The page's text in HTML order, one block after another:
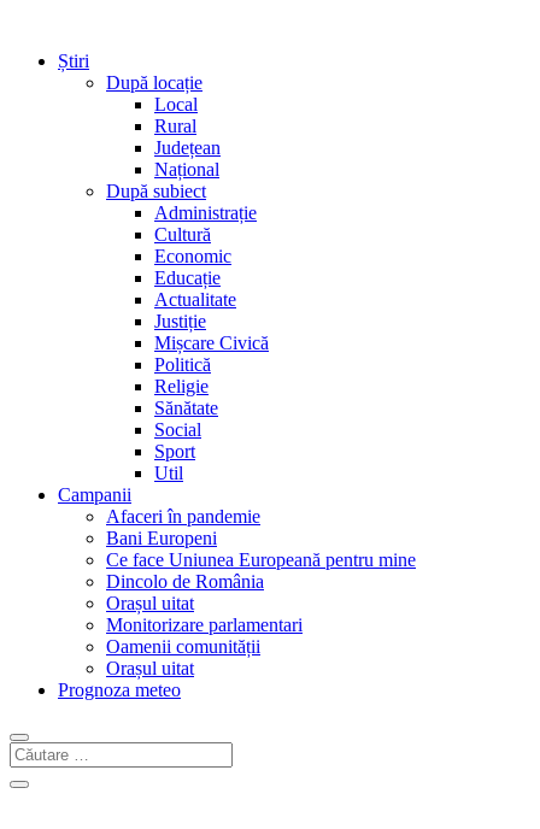
Știri
După locație
Local
Rural
Județean
Național
După subiect
Administrație
Cultură
Economic
Educație
Actualitate
Justiție
Mișcare Civică
Politică
Religie
Sănătate
Social
Sport
Util
Campanii
Afaceri în pandemie
Bani Europeni
Ce face Uniunea Europeană pentru mine
Dincolo de România
Orașul uitat
Monitorizare parlamentari
Oamenii comunității
Orașul uitat
Prognoza meteo